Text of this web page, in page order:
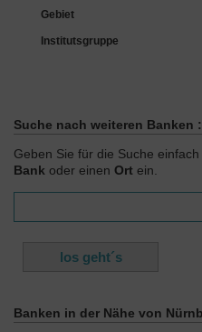
Gebiet
Institutsgruppe
Suche nach weiteren Banken :
Geben Sie für die Suche einfach
Bank oder einen Ort ein.
Banken in der Nähe von